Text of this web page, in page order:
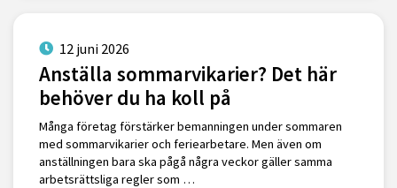
12 juni 2026
Anställa sommarvikarier? Det här
behöver du ha koll på
Många företag förstärker bemanningen under sommaren
med sommarvikarier och feriearbetare. Men även om
anställningen bara ska pågå några veckor gäller samma
arbetsrättsliga regler som …